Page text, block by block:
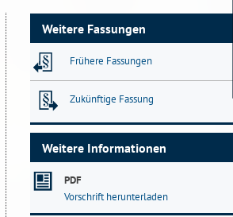
Weitere Fassungen
Frühere Fassungen
Zukünftige Fassung
Weitere Informationen
PDF
Vorschrift herunterladen